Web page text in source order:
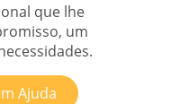
que lhe
um
Ajuda